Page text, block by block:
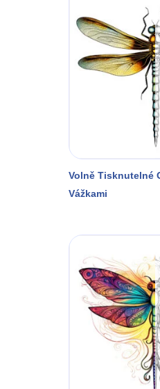
Volně Tisknutelné
Vážkami